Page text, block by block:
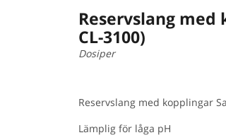
Reservslang
CL-3100)
Dosiper
Reservslang med kopplingar
Lämplig för låga pH